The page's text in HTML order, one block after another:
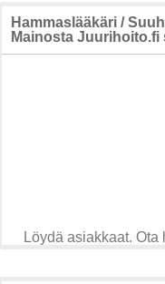
Hammaslääkäri /
Mainosta Juurihoito.fi
Löydä asiakkaat. Ota